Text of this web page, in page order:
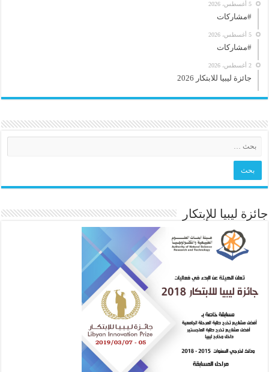
5 أغسطس، 2026
#مشاركات
5 أغسطس، 2026
#مشاركات
2 أغسطس، 2026
جائزة ليبيا للابتكار 2026
جائزة ليبيا للإبتكار